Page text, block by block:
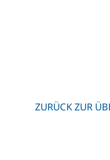
ZURÜCK ZUR